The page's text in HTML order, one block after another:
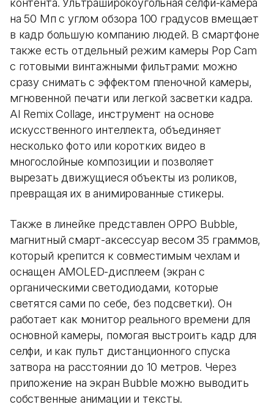
контента. Ультраширокоугольная селфи-камера
на 50 Мп с углом обзора 100 градусов вмещает
в кадр большую компанию людей. В смартфоне
также есть отдельный режим камеры Pop Cam
с готовыми винтажными фильтрами: можно
сразу снимать с эффектом пленочной камеры,
мгновенной печати или легкой засветки кадра.
AI Remix Collage, инструмент на основе
искусственного интеллекта, объединяет
несколько фото или коротких видео в
многослойные композиции и позволяет
вырезать движущиеся объекты из роликов,
превращая их в анимированные стикеры.
Также в линейке представлен OPPO Bubble,
магнитный смарт-аксессуар весом 35 граммов,
который крепится к совместимым чехлам и
оснащен AMOLED-дисплеем (экран с
органическими светодиодами, которые
светятся сами по себе, без подсветки). Он
работает как монитор реального времени для
основной камеры, помогая выстроить кадр для
селфи, и как пульт дистанционного спуска
затвора на расстоянии до 10 метров. Через
приложение на экран Bubble можно выводить
собственные анимации и тексты.